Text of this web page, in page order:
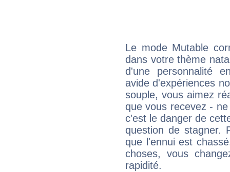
Le mode Mutable
dans votre thème
d'une personnalité
avide d'expériences
souple, vous aimez
que vous recevez -
c'est le danger de
question de stagner.
que l'ennui est
choses, vous
rapidité.